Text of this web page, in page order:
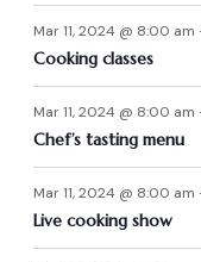
Mar 11, 2024 @ 8:00 am
Cooking classes
Mar 11, 2024 @ 8:00 am
Chef’s tasting menu
Mar 11, 2024 @ 8:00 am
Live cooking show